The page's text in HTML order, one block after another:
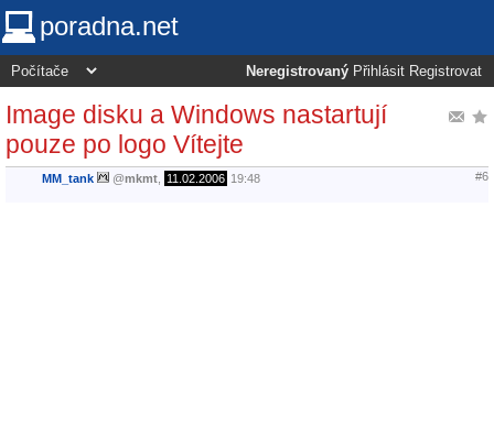
poradna.net
Neregistrovaný Přihlásit Registrovat
Image disku a Windows nastartují
pouze po logo Vítejte
MM_tank @mkmt 11.02.2006 19:48 #6